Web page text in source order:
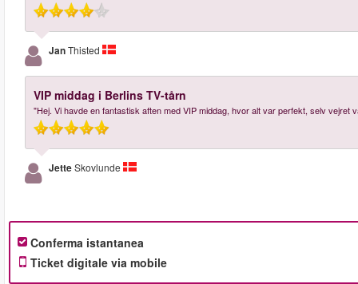
JanThisted
VIP middag i Berlins TV-tårn
"Hej. Vi havde en fantastisk aften med VIP middag, hvor alt var perfekt, selv
JetteSkovlunde
Conferma istantanea
Ticket digitale via mobile